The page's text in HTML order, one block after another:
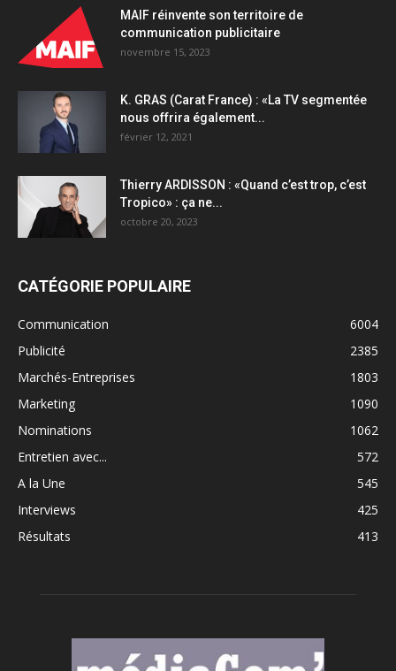
MAIF réinvente son territoire de
communication publicitaire
novembre 15, 2023
K. GRAS (Carat France) : «La TV segmentée
nous offrira également...
février 12, 2021
Thierry ARDISSON : «Quand c’est trop, c’est
Tropico» : ça ne...
octobre 20, 2023
CATÉGORIE POPULAIRE
Communication
6004
Publicité
2385
Marchés-Entreprises
1803
Marketing
1090
Nominations
1062
Entretien avec...
572
A la Une
545
Interviews
425
Résultats
413